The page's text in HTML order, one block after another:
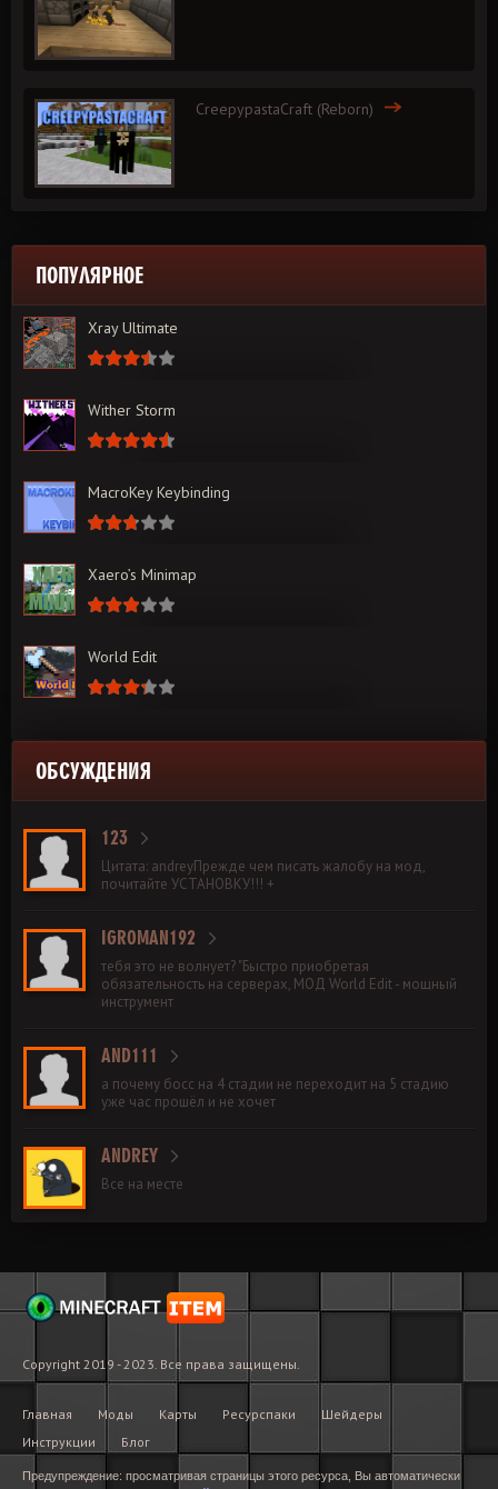
CreepypastaCraft (Reborn)
ПОПУЛЯРНОЕ
Xray Ultimate
Wither Storm
MacroKey Keybinding
Xaero’s Minimap
World Edit
ОБСУЖДЕНИЯ
123
Цитата: andreyПрежде чем писать жалобу на мод,
почитайте УСТАНОВКУ!!! +
IGROMAN192
тебя это не волнует? "Быстро приобретая
обязательность на серверах, МОД World Edit - мощный
инструмент
AND111
а почему босс на 4 стадии не переходит на 5 стадию
уже час прошёл и не хочет
ANDREY
Все на месте
Copyright 2019 - 2023. Все права защищены.
Главная Моды Карты Ресурспаки
Шейдеры
Инструкции
Блог
Предупреждение: просматривая страницы этого ресурса, Вы автоматически